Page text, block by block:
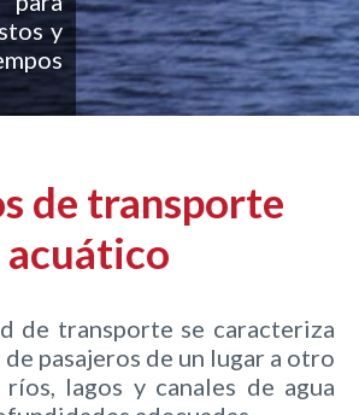
y
de transporte
acuático
de transporte se caracteriza
pasajeros de un lugar a otro
lagos y canales de agua